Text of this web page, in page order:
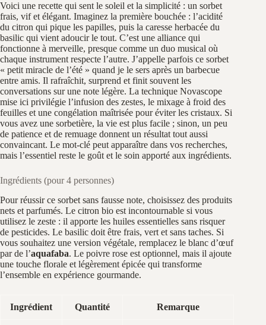
Voici une recette qui sent le soleil et la simplicité : un sorbet
frais, vif et élégant. Imaginez la première bouchée : l’acidité
du citron qui pique les papilles, puis la caresse herbacée du
basilic qui vient adoucir le tout. C’est une alliance qui
fonctionne à merveille, presque comme un duo musical où
chaque instrument respecte l’autre. J’appelle parfois ce sorbet
« petit miracle de l’été » quand je le sers après un barbecue
entre amis. Il rafraîchit, surprend et finit souvent les
conversations sur une note légère. La technique Novascope
mise ici privilégie l’infusion des zestes, le mixage à froid des
feuilles et une congélation maîtrisée pour éviter les cristaux. Si
vous avez une sorbetière, la vie est plus facile ; sinon, un peu
de patience et de remuage donnent un résultat tout aussi
convaincant. Le mot-clé peut apparaître dans vos recherches,
mais l’essentiel reste le goût et le soin apporté aux ingrédients.
Ingrédients (pour 4 personnes)
Pour réussir ce sorbet sans fausse note, choisissez des produits
nets et parfumés. Le citron bio est incontournable si vous
utilisez le zeste : il apporte les huiles essentielles sans risquer
de pesticides. Le basilic doit être frais, vert et sans taches. Si
vous souhaitez une version végétale, remplacez le blanc d’œuf
par de l’aquafaba. Le poivre rose est optionnel, mais il ajoute
une touche florale et légèrement épicée qui transforme
l’ensemble en expérience gourmande.
Ingrédient Quantité Remarque